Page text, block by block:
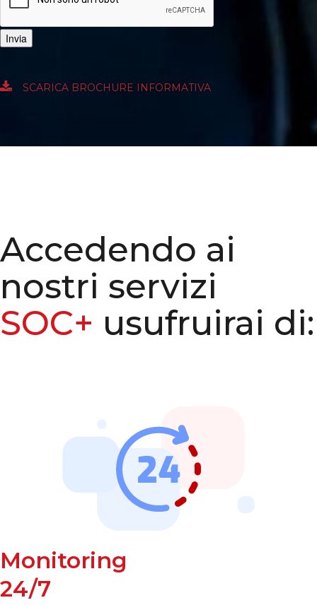
Invia
SCARICA BROCHURE INFORMATIVA
Accedendo ai
nostri servizi
SOC+ usufruirai di:
Monitoring
24/7